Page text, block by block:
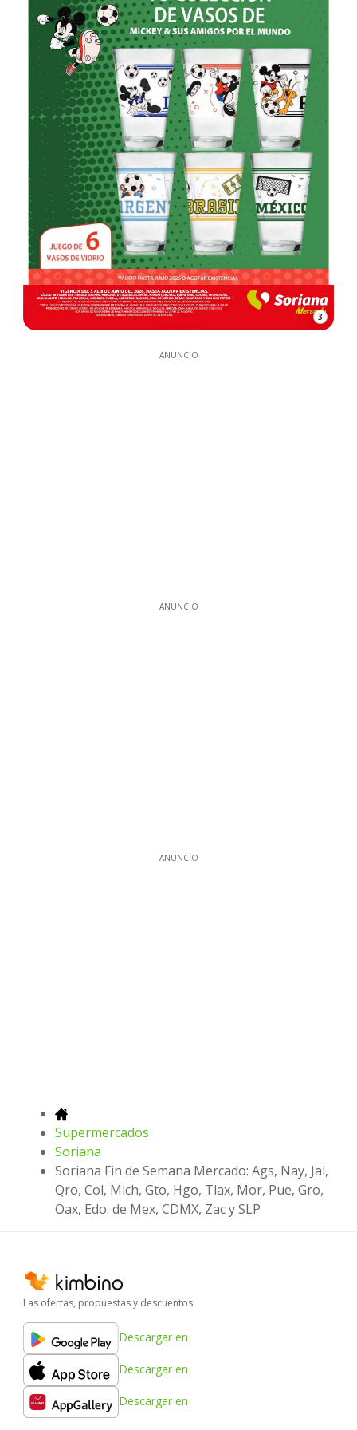
3
ANUNCIO
ANUNCIO
ANUNCIO
Supermercados
Soriana
Soriana Fin de Semana Mercado: Ags, Nay, Jal,
Qro, Col, Mich, Gto, Hgo, Tlax, Mor, Pue, Gro,
Oax, Edo. de Mex, CDMX, Zac y SLP
Las ofertas, propuestas y descuentos
Descargar en
Descargar en
Descargar en